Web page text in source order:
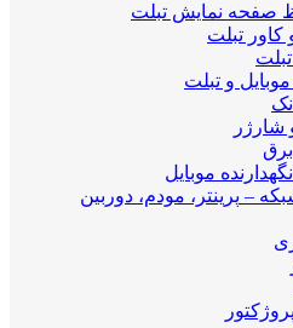
صفحه نمایش تبلت
تبلت
و تبلت
شارژر
موبایل
– پرینتر، مودم، دوربین